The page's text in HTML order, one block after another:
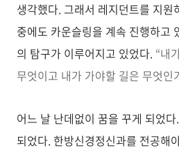
생각했다. 그래서 레지던트를 지
중에도 카운슬링을 계속 진행하고
의 탐구가 이루어지고 있었다. “내
무엇이고 내가 가야할 길은 무엇
어느 날 난데없이 꿈을 꾸게 되었
되었다. 한방신경정신과를 전공해